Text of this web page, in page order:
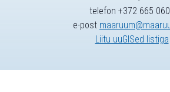
telefon +372 665
e-post
Liitu uuGISed listiga